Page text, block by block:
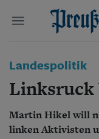
Suchen und
Landespolitik
Linksruck
Martin Hikel will
linken Aktivisten